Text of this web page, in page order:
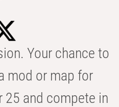
Your chance to
mod or map for
25 and compete in